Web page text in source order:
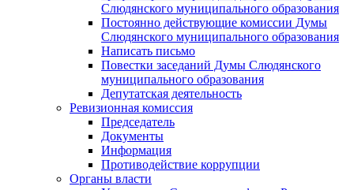
Слюдянского муниципального образования
Постоянно действующие комиссии Думы
Слюдянского муниципального образования
Написать письмо
Повестки заседаний Думы Слюдянского
муниципального образования
Депутатская деятельность
Ревизионная комиссия
Председатель
Документы
Информация
Противодействие коррупции
Органы власти